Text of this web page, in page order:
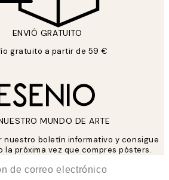
ENVIÓ GRATUITO
gratuito a partir de 59 €
MUNDO DE ARTE
nuestro boletín informativo y consigue
la próxima vez que compres pósters.